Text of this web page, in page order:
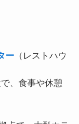
ー（レストハウ
、食事や休憩